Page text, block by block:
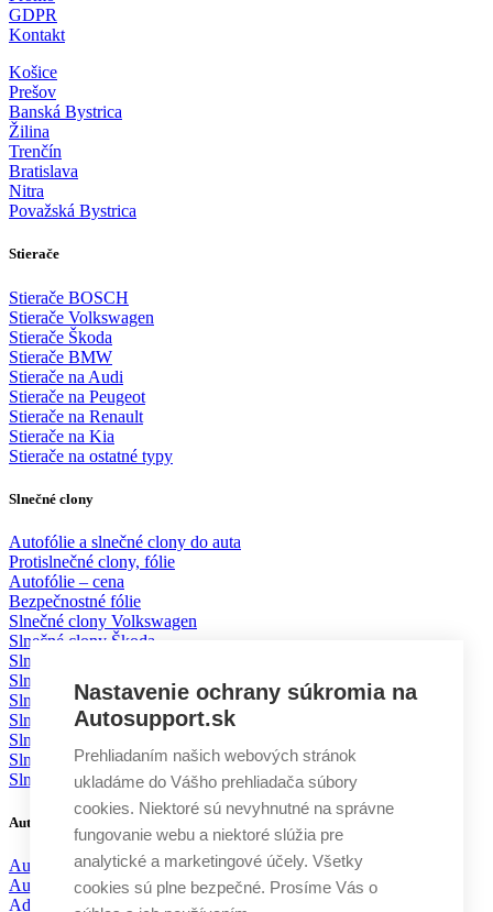
GDPR
Kontakt
Košice
Prešov
Banská Bystrica
Žilina
Trenčín
Bratislava
Nitra
Považská Bystrica
Stierače
Stierače BOSCH
Stierače Volkswagen
Stierače Škoda
Stierače BMW
Stierače na Audi
Stierače na Peugeot
Stierače na Renault
Stierače na Kia
Stierače na ostatné typy
Slnečné clony
Autofólie a slnečné clony do auta
Protislnečné clony, fólie
Autofólie – cena
Bezpečnostné fólie
Slnečné clony Volkswagen
Slnečné clony Škoda
Slnečné clony BMW
Slnečné clony Mercedes
Slnečné clony Mazda
Slnečné clony Toyota
Slnečné clony Ford
Slnečné clony KIA
Slnečné clony Volvo
Autodoplnky
Autochémia
Autokozmetika
Aditíva
Nastavenie ochrany súkromia na
Autosupport.sk
Prehliadaním našich webových stránok
ukladáme do Vášho prehliadača súbory
cookies. Niektoré sú nevyhnutné na správne
fungovanie webu a niektoré slúžia pre
analytické a marketingové účely. Všetky
cookies sú plne bezpečné. Prosíme Vás o